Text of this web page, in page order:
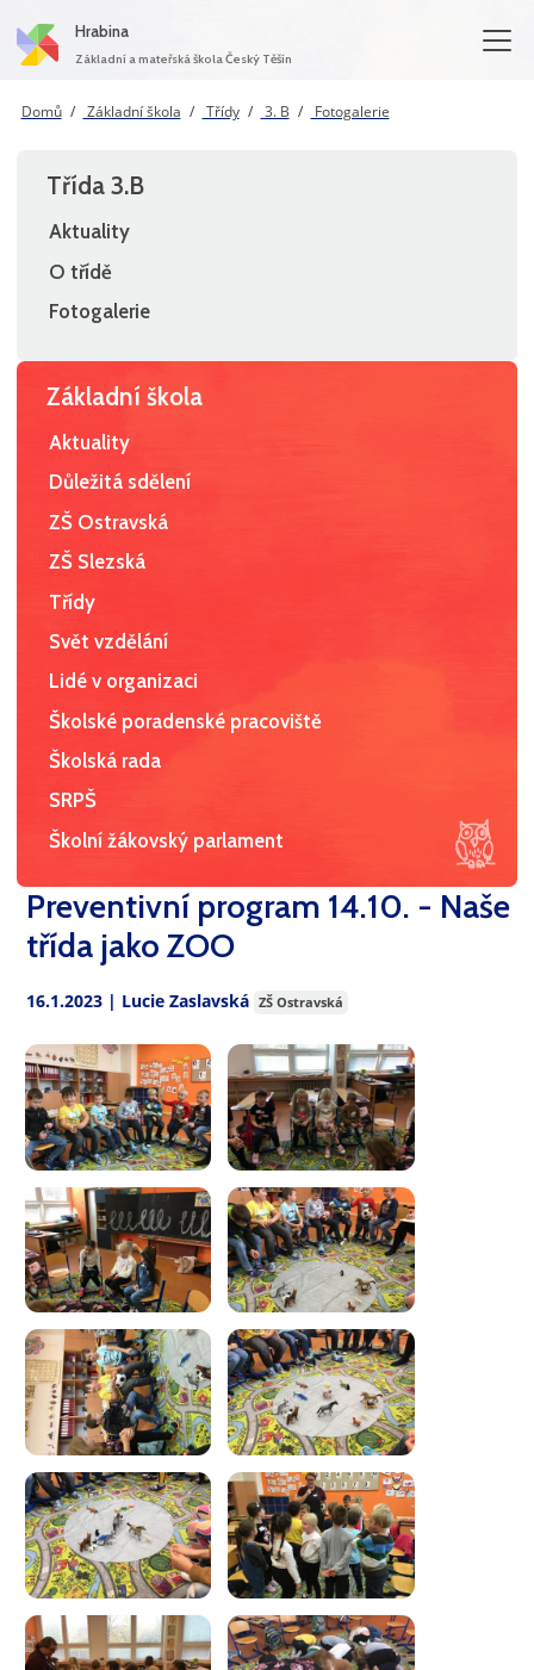
Hrabina
Základní a mateřská škola Český Těšín
Domů Základní škola Třídy 3. B Fotogalerie
Třída 3.B
Aktuality
O třídě
Fotogalerie
Základní škola
Aktuality
Důležitá sdělení
ZŠ Ostravská
ZŠ Slezská
Třídy
Svět vzdělání
Lidé v organizaci
Školské poradenské pracoviště
Školská rada
SRPŠ
Školní žákovský parlament
Preventivní program 14.10. - Naše
třída jako ZOO
16.1.2023 | Lucie Zaslavská ZŠ Ostravská